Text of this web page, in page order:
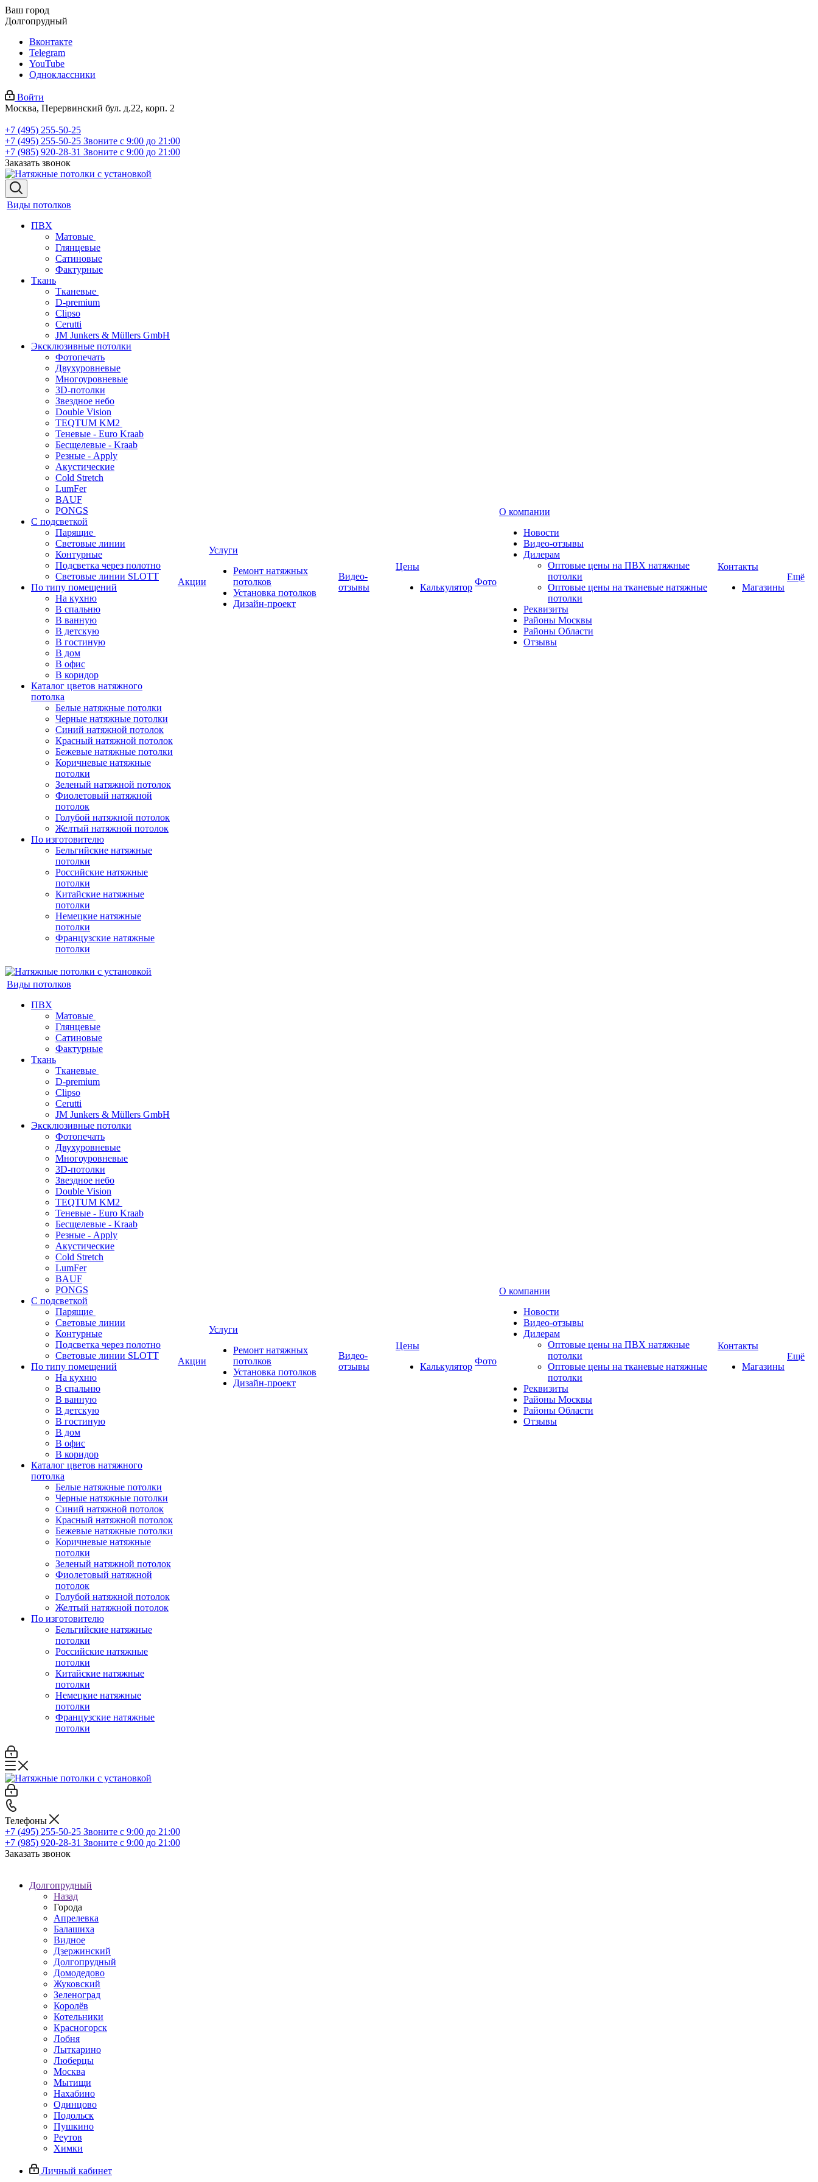
Ваш город
Долгопрудный
Вконтакте
Telegram
YouTube
Одноклассники
Войти
Москва, Перервинский бул. д.22, корп. 2
+7 (495) 255-50-25
+7 (495) 255-50-25 Звоните с 9:00 до 21:00
+7 (985) 920-28-31 Звоните с 9:00 до 21:00
Заказать звонок
Виды потолков
ПВХ
Матовые
Глянцевые
Сатиновые
Фактурные
Ткань
Тканевые
D-premium
Clipso
Cerutti
JM Junkers & Müllers GmbH
Эксклюзивные потолки
Фотопечать
Двухуровневые
Многоуровневые
3D-потолки
Звездное небо
Double Vision
TEQTUM KM2
Теневые - Euro Kraab
Бесщелевые - Kraab
Резные - Apply
Акустические
Cold Stretch
LumFer
BAUF
PONGS
С подсветкой
Парящие
Световые линии
Контурные
Подсветка через полотно
Световые линии SLOTT
По типу помещений
На кухню
В спальню
В ванную
В детскую
В гостиную
В дом
В офис
В коридор
Каталог цветов натяжного
потолка
Белые натяжные потолки
Черные натяжные потолки
Синий натяжной потолок
Красный натяжной потолок
Бежевые натяжные потолки
Коричневые натяжные
потолки
Зеленый натяжной потолок
Фиолетовый натяжной
потолок
Голубой натяжной потолок
Желтый натяжной потолок
По изготовителю
Бельгийские натяжные
потолки
Российские натяжные
потолки
Китайские натяжные
потолки
Немецкие натяжные
потолки
Французские натяжные
потолки
Акции
Услуги
Ремонт натяжных
потолков
Установка потолков
Дизайн-проект
Видео-
отзывы
Цены
Калькулятор
Фото
О компании
Новости
Видео-отзывы
Дилерам
Оптовые цены на ПВХ натяжные
потолки
Оптовые цены на тканевые натяжные
потолки
Реквизиты
Районы Москвы
Районы Области
Отзывы
Контакты
Магазины
Ещё
Виды потолков
ПВХ
Матовые
Глянцевые
Сатиновые
Фактурные
Ткань
Тканевые
D-premium
Clipso
Cerutti
JM Junkers & Müllers GmbH
Эксклюзивные потолки
Фотопечать
Двухуровневые
Многоуровневые
3D-потолки
Звездное небо
Double Vision
TEQTUM KM2
Теневые - Euro Kraab
Бесщелевые - Kraab
Резные - Apply
Акустические
Cold Stretch
LumFer
BAUF
PONGS
С подсветкой
Парящие
Световые линии
Контурные
Подсветка через полотно
Световые линии SLOTT
По типу помещений
На кухню
В спальню
В ванную
В детскую
В гостиную
В дом
В офис
В коридор
Каталог цветов натяжного
потолка
Белые натяжные потолки
Черные натяжные потолки
Синий натяжной потолок
Красный натяжной потолок
Бежевые натяжные потолки
Коричневые натяжные
потолки
Зеленый натяжной потолок
Фиолетовый натяжной
потолок
Голубой натяжной потолок
Желтый натяжной потолок
По изготовителю
Бельгийские натяжные
потолки
Российские натяжные
потолки
Китайские натяжные
потолки
Немецкие натяжные
потолки
Французские натяжные
потолки
Акции
Услуги
Ремонт натяжных
потолков
Установка потолков
Дизайн-проект
Видео-
отзывы
Цены
Калькулятор
Фото
О компании
Новости
Видео-отзывы
Дилерам
Оптовые цены на ПВХ натяжные
потолки
Оптовые цены на тканевые натяжные
потолки
Реквизиты
Районы Москвы
Районы Области
Отзывы
Контакты
Магазины
Ещё
Телефоны
+7 (495) 255-50-25 Звоните с 9:00 до 21:00
+7 (985) 920-28-31 Звоните с 9:00 до 21:00
Заказать звонок
Долгопрудный
Назад
Города
Апрелевка
Балашиха
Видное
Дзержинский
Долгопрудный
Домодедово
Жуковский
Зеленоград
Королёв
Котельники
Красногорск
Лобня
Лыткарино
Люберцы
Москва
Мытищи
Нахабино
Одинцово
Подольск
Пушкино
Реутов
Химки
Личный кабинет